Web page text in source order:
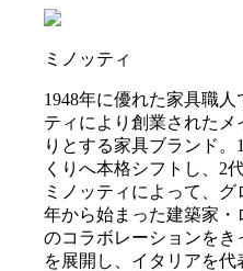
ミノッティ
1948年に優れた家具職
ティにより創業された
りとする家具ブランド
くりへ本格シフトし、2
ミノッティによって、
年から始まった建築家・
のコラボレーションを
を展開し、イタリアを